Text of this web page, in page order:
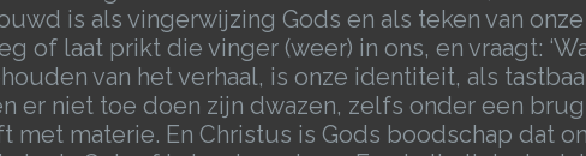
is als vingerwijzing Gods en als teken van
laat prikt die vinger (weer) in ons, en vraagt:
van het verhaal, is onze identiteit, als
er niet toe doen zijn dwazen, zelfs onder een
materie. En Christus is Gods boodschap dat